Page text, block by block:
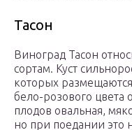
Тасон
Виноград Тасон
сортам. Куст
которых
бело-розового цвета
плодов овальная,
но при поедании это